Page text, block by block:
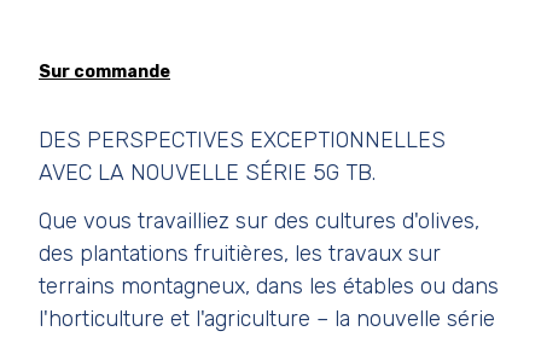
Sur commande
DES PERSPECTIVES EXCEPTIONNELLES
AVEC LA NOUVELLE SÉRIE 5G TB.
Que vous travailliez sur des cultures d'olives,
des plantations fruitières, les travaux sur
terrains montagneux, dans les étables ou dans
l'horticulture et l'agriculture – la nouvelle série